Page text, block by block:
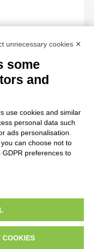
Français
degli autori, degli artisti e
immagini, degli enti e delle
Si vieta quindi la
unnecessary cookies ✕
some
and
use cookies and similar
personal data such
ads personalisation.
can choose not to
preferences to
COOKIES